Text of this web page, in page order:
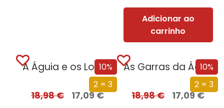
Adicionar ao
carrinho
10%
2 = 3
A Águia e os Lobos
18,98€ 17,09€
10%
2 = 3
As Garras da Águia
18,98€ 17,09€